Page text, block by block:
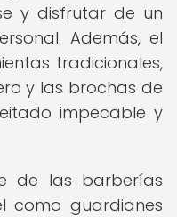
y disfrutar de un
Además, el
tradicionales,
y las brochas de
impecable y
de las barberías
como guardianes